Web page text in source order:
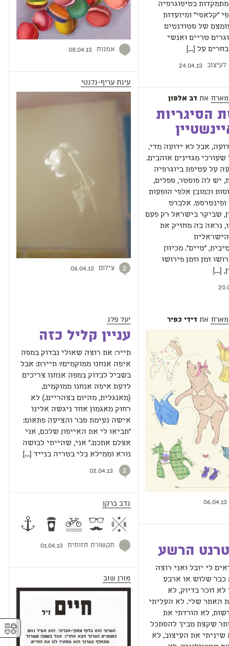
בטיפוגרפיה
"קלאסי" ומיועדות
של סטודנטים
טריים ואנשי
על […]
לעיצוב 24.04.13
מארח את דב אלפון
הסיגריות
אבל לא ידועה מדי,
שעורכי מגזינים אוהבים.
על עטיפת ביוגרפיה
יש לה פוסטר, ספלים,
וכמובן אלפי הופעות
אלברט
שביקר בישראל רק פעם
נראה בה מחזיק את
"טיים". מכיוון
זמן וזמן פירושו
[…]
אמנות 08.04.13
עינת עריף-גלנטי
2 צילום 06.04.13
מארח את דידי כפיר
06.04.13
הרשע
לי יובל ואני רוצה
כבר שלוש או ארבע
לא זוכר בדיוק, לא
האתר שלי. לא העליתי
לא הורדתי את
שקצת מביך להסתכל
שיניתי את העיצוב, לא
יעל פלג
עניין קליל כזה
תייר: את רוצה שאולי נבדוק במפה
איפה אנחנו ממוקמים? תיירת: אבל
בשביל לבדוק במפה אנחנו צריכים
לדעת איפה אנחנו ממוקמים.
(מאנגלית, מהיום בצהריים.) לא
רחוק מאגמון אחד ניגשה אלינו
אישה נעימת סבר והציעה פתאום:
“תביאו לי את האייפון שלכם, אני
אצלם אתכם.” אני, שהייתי לבושה
נורא וממילא בלי בטריה בנייד […]
2
02.04.13
נדב ברקן
תקשורת חזותית 01.04.13
מורן שוב
⚥︎